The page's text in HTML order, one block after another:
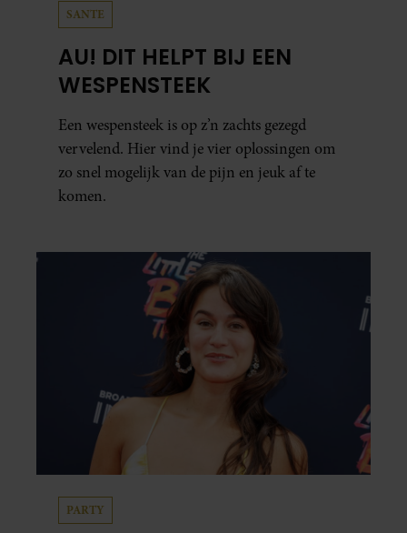
SANTE
AU! DIT HELPT BIJ EEN
WESPENSTEEK
Een wespensteek is op z’n zachts gezegd
vervelend. Hier vind je vier oplossingen om
zo snel mogelijk van de pijn en jeuk af te
komen.
PARTY